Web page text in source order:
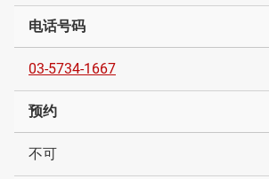
电话号码
03-5734-1667
预约
不可